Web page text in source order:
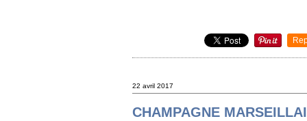
22 avril 2017
CHAMPAGNE